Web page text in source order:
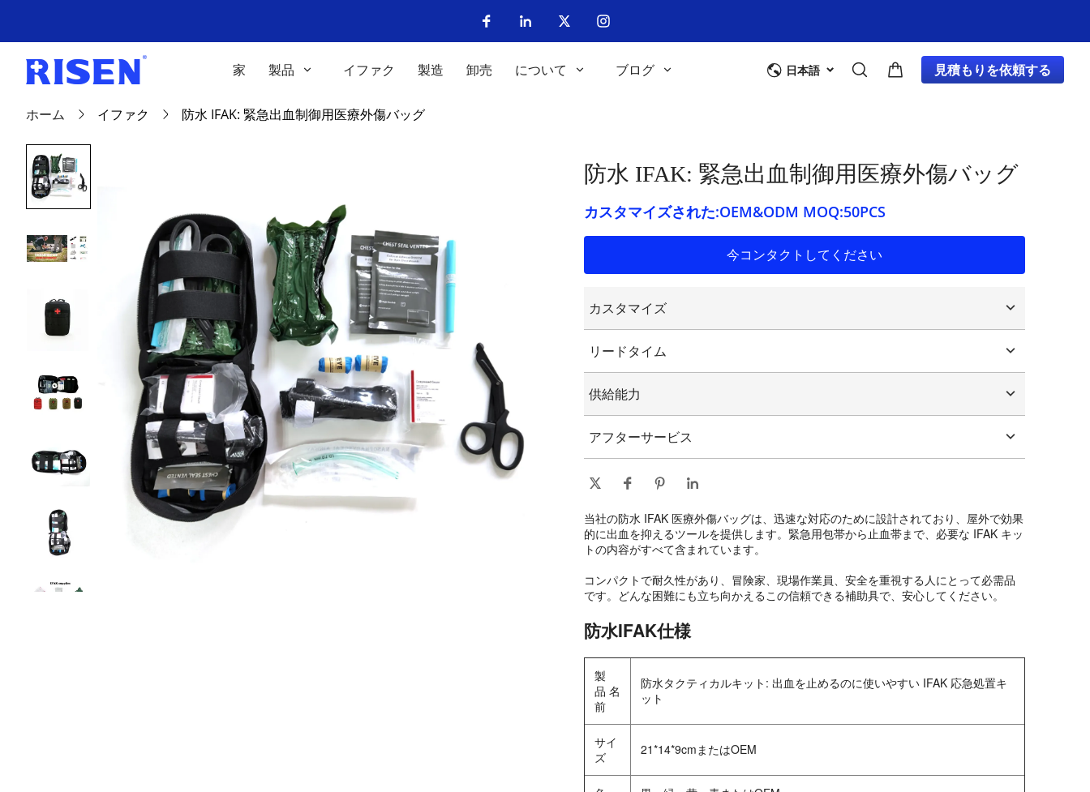
家 製品 イファク 製造 卸売 について ブログ 日本語 見積もりを依頼する
ホーム イファク 防水 IFAK: 緊急出血制御用医療外傷バッグ
防水 IFAK: 緊急出血制御用医療外傷バッグ
カスタマイズされた:OEM&ODM MOQ:50PCS
今コンタクトしてください
カスタマイズ
カスタマイズされたパッケージング
リードタイム
供給能力
アフターサービス
当社の防水 IFAK 医療外傷バッグは、迅速な対応のために設計されており、屋外で効果
的に出血を抑えるツールを提供します。緊急用包帯から止血帯まで、必要な IFAK キッ
トの内容がすべて含まれています。
コンパクトで耐久性があり、冒険家、現場作業員、安全を重視する人にとって必需品
です。どんな困難にも立ち向かえるこの信頼できる補助具で、安心してください。
防水IFAK仕様
製
品 名
前
防水タクティカルキット: 出血を止めるのに使いやすい IFAK 応急処置キ
ット
サイ
ズ
21*14*9cmまたはOEM